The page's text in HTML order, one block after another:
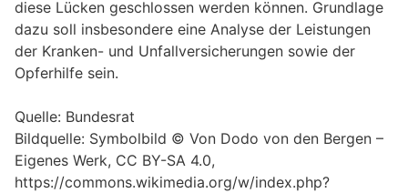
diese Lücken geschlossen werden können. Grundlage
dazu soll insbesondere eine Analyse der Leistungen
der Kranken- und Unfallversicherungen sowie der
Opferhilfe sein.
Quelle: Bundesrat
Bildquelle: Symbolbild © Von Dodo von den Bergen –
Eigenes Werk, CC BY-SA 4.0,
https://commons.wikimedia.org/w/index.php?